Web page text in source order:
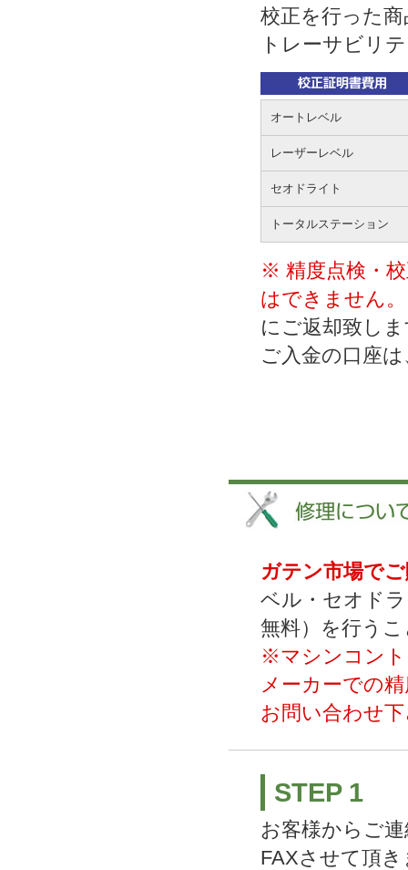
校正を行った
トレーサビリ
オートレベル
レーザーレベル
セオドライト
トータルステーション
※ 精度点検・
はできません。
にご返却致し
ご入金の口座
ガテン市場で
ベル・セオド
無料）を行う
※マシンコント
メーカーでの
お問い合わせ
STEP 1
お客様からご
FAXさせて頂